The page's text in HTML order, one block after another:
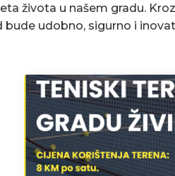
života u našem gradu.
udobno, sigurno i